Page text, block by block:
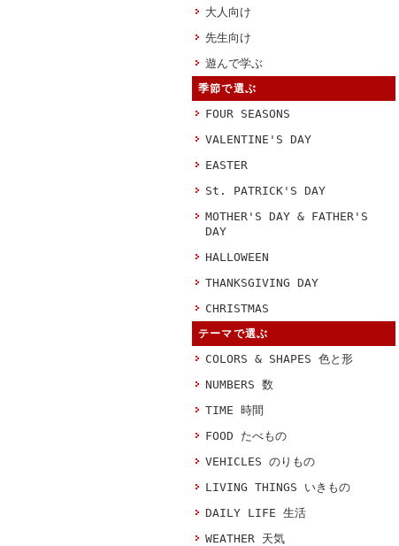
大人向け
先生向け
遊んで学ぶ
季節で選ぶ
FOUR SEASONS
VALENTINE'S DAY
EASTER
St. PATRICK'S DAY
MOTHER'S DAY & FATHER'S
DAY
HALLOWEEN
THANKSGIVING DAY
CHRISTMAS
テーマで選ぶ
COLORS & SHAPES 色と形
NUMBERS 数
TIME 時間
FOOD たべもの
VEHICLES のりもの
LIVING THINGS いきもの
DAILY LIFE 生活
WEATHER 天気